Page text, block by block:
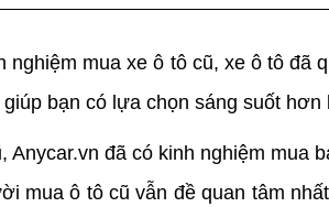
mua xe ô tô cũ, xe ô tô đã
bạn có lựa chọn sáng suốt hơn
Anycar.vn đã có kinh nghiệm
mua ô tô cũ vẫn đề quan tâm